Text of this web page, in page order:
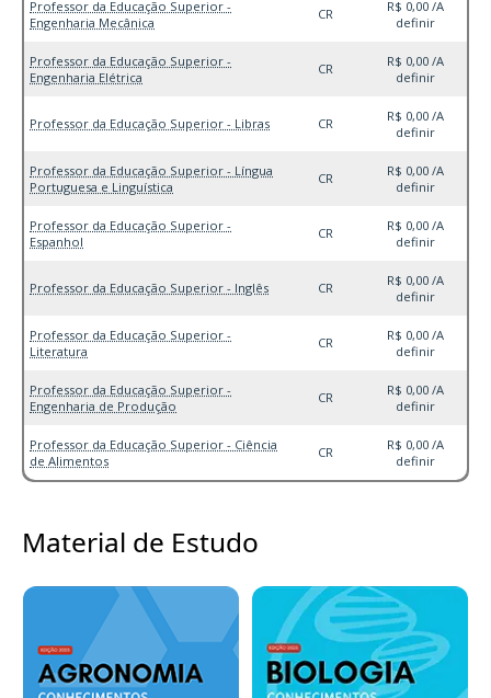
Professor da Educação Superior -
Engenharia Mecânica
CR
R$ 0,00 /A
definir
Professor da Educação Superior -
Engenharia Elétrica
CR
R$ 0,00 /A
definir
Professor da Educação Superior - Libras CR
R$ 0,00 /A
definir
Professor da Educação Superior - Língua
Portuguesa e Linguística
CR
R$ 0,00 /A
definir
Professor da Educação Superior -
Espanhol
CR
R$ 0,00 /A
definir
Professor da Educação Superior - Inglês CR
R$ 0,00 /A
definir
Professor da Educação Superior -
Literatura
CR
R$ 0,00 /A
definir
Professor da Educação Superior -
Engenharia de Produção
CR
R$ 0,00 /A
definir
Professor da Educação Superior - Ciência
de Alimentos
CR
R$ 0,00 /A
definir
Material de Estudo